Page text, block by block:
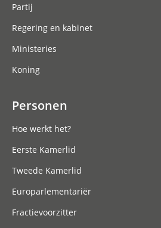
Partij
Regering en kabinet
Ministeries
Koning
Personen
Hoe werkt het?
Eerste Kamerlid
Tweede Kamerlid
Europarlementariër
Fractievoorzitter